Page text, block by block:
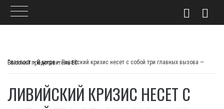
Главпост>В мире>
Ливийский кризис несет с собой три главных вызова — Высокий представитель ЕС
ЛИВИЙСКИЙ КРИЗИС НЕСЕТ С